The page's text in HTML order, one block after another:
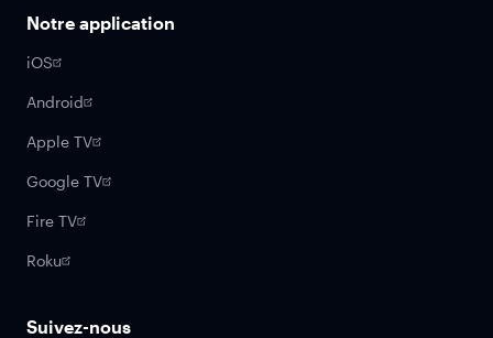
Notre application
iOS
Android
Apple TV
Google TV
Fire TV
Roku
Suivez-nous